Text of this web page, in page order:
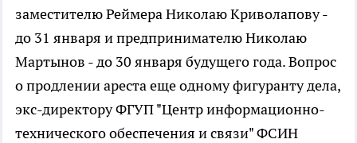
заместителю Реймера Николаю Криволапову -
до 31 января и предпринимателю Николаю
Мартынов - до 30 января будущего года. Вопрос
о продлении ареста еще одному фигуранту дела,
экс-директору ФГУП "Центр информационно-
технического обеспечения и связи" ФСИН